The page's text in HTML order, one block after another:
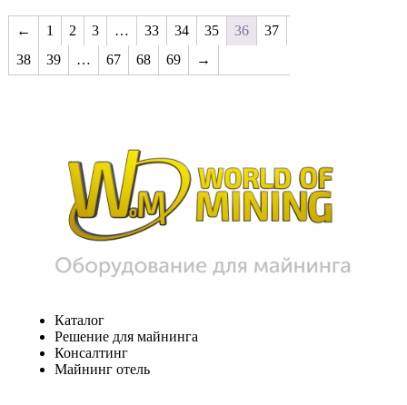
← 1 2 3 … 33 34 35 36
37
38
39 … 67 68 69 →
Каталог
Решение для майнинга
Консалтинг
Майнинг отель